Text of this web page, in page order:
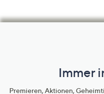
Immer
Premieren, Aktionen,